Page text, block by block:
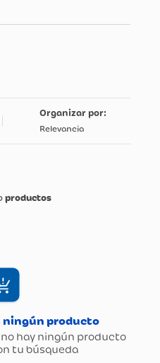
Relevancia
productos